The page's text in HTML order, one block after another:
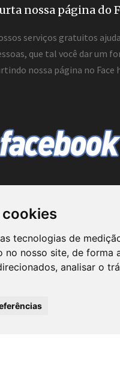
cookies
tecnologias de
no nosso site, de forma
analisar o
nossa página do
serviços gratuitos
que tal você dar um
nossa página no Face
prestador de serviços de
não assume
Tubarão não se
usuário na realização de
funcionários.